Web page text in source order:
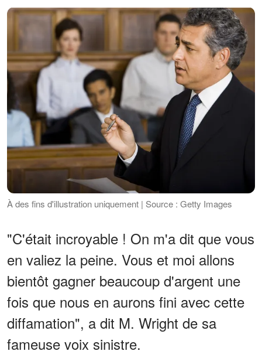
À des fins d'illustration uniquement | Source : Getty Images
"C'était incroyable ! On m'a dit que vous
en valiez la peine. Vous et moi allons
bientôt gagner beaucoup d'argent une
fois que nous en aurons fini avec cette
diffamation", a dit M. Wright de sa
fameuse voix sinistre.